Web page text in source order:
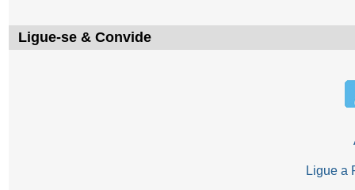
Ligue-se & Convide
Ligue a